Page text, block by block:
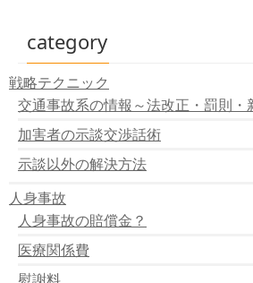
親が子に名義を貸した場合に責任の
修理業者が人身事故を起こした場
任はある？
元請業者は下請業者の人身事故の責
車の名義人は、常に賠償責任を負
会社の車で交通事故が発生した場合
盗難車で交通事故が起きた場合に
の責任は？
人身事故の賠償金の請求先と賠償範
category
戦略テクニック
交通事故系の情報～法改正・罰則・
加害者の示談交渉話術
示談以外の解決方法
人身事故
人身事故の賠償金？
医療関係費